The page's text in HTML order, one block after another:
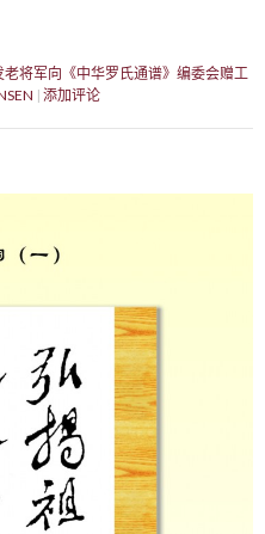
将军向《中华罗氏通谱》编委会赠工
添加评论